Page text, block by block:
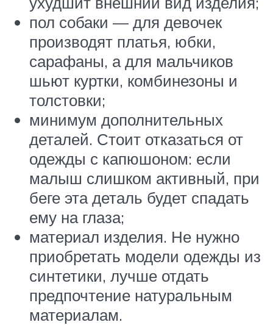
пол собаки — для девочек
производят платья, юбки,
сарафаны, а для мальчиков
шьют куртки, комбинезоны и
толстовки;
минимум дополнительных
деталей. Стоит отказаться от
одежды с капюшоном: если
малыш слишком активный, при
беге эта деталь будет спадать
ему на глаза;
материал изделия. Не нужно
приобретать модели одежды из
синтетики, лучше отдать
предпочтение натуральным
материалам.